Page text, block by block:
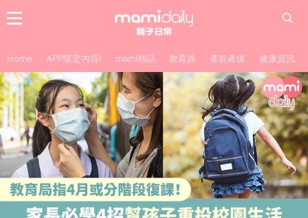
Home APP限定內容! mami熱話 教育路 產前產後 健康資訊